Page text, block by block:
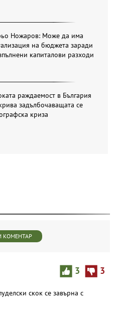
Ножаров: Може да има
на бюджета заради
капиталови разходи
раждаемост в България
задълбочаващата се
криза
КОМЕНТАР
3 3
скок се завърна с